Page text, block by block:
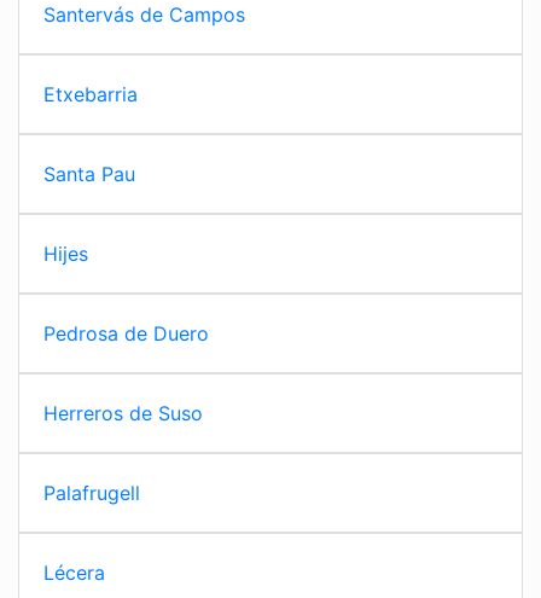
Santervás de Campos
Etxebarria
Santa Pau
Hijes
Pedrosa de Duero
Herreros de Suso
Palafrugell
Lécera